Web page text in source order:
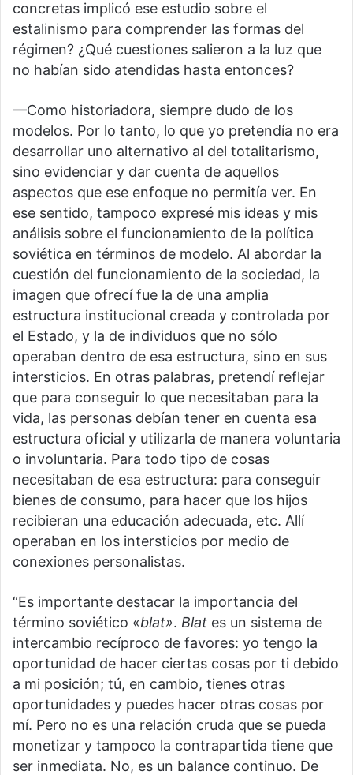
concretas implicó ese estudio sobre el
estalinismo para comprender las formas del
régimen? ¿Qué cuestiones salieron a la luz que
no habían sido atendidas hasta entonces?
—Como historiadora, siempre dudo de los
modelos. Por lo tanto, lo que yo pretendía no era
desarrollar uno alternativo al del totalitarismo,
sino evidenciar y dar cuenta de aquellos
aspectos que ese enfoque no permitía ver. En
ese sentido, tampoco expresé mis ideas y mis
análisis sobre el funcionamiento de la política
soviética en términos de modelo. Al abordar la
cuestión del funcionamiento de la sociedad, la
imagen que ofrecí fue la de una amplia
estructura institucional creada y controlada por
el Estado, y la de individuos que no sólo
operaban dentro de esa estructura, sino en sus
intersticios. En otras palabras, pretendí reflejar
que para conseguir lo que necesitaban para la
vida, las personas debían tener en cuenta esa
estructura oficial y utilizarla de manera voluntaria
o involuntaria. Para todo tipo de cosas
necesitaban de esa estructura: para conseguir
bienes de consumo, para hacer que los hijos
recibieran una educación adecuada, etc. Allí
operaban en los intersticios por medio de
conexiones personalistas.
“Es importante destacar la importancia del
término soviético «blat». Blat es un sistema de
intercambio recíproco de favores: yo tengo la
oportunidad de hacer ciertas cosas por ti debido
a mi posición; tú, en cambio, tienes otras
oportunidades y puedes hacer otras cosas por
mí. Pero no es una relación cruda que se pueda
monetizar y tampoco la contrapartida tiene que
ser inmediata. No, es un balance continuo. De